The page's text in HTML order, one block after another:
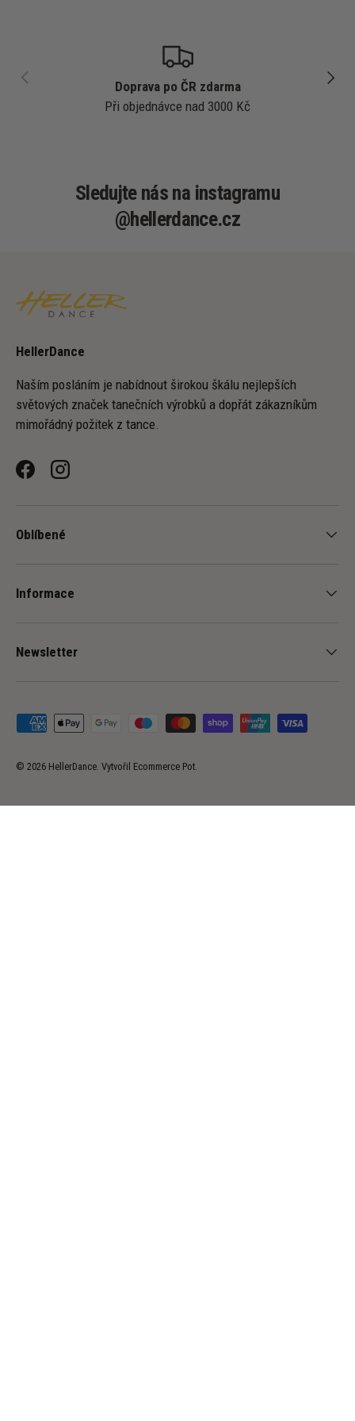
PŘEDCHOZÍ DALŠÍ
Doprava po ČR zdarma
Při objednávce nad 3000 Kč
Sledujte nás na instagramu
@hellerdance.cz
HellerDance
Naším posláním je nabídnout širokou škálu nejlepších
světových značek tanečních výrobků a dopřát zákazníkům
mimořádný požitek z tance.
FacebookInstagram
Oblíbené
Informace
Newsletter
Přijímané platební metody
© 2026 HellerDance Vytvořil Ecommerce Pot